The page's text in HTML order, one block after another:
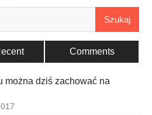
Comments
można dziś zachować na